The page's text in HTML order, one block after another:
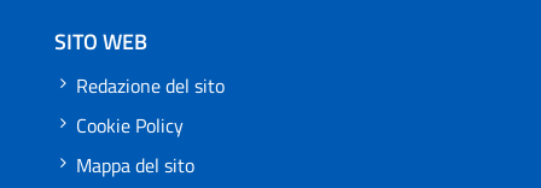
SITO WEB
Redazione del sito
Cookie Policy
Mappa del sito